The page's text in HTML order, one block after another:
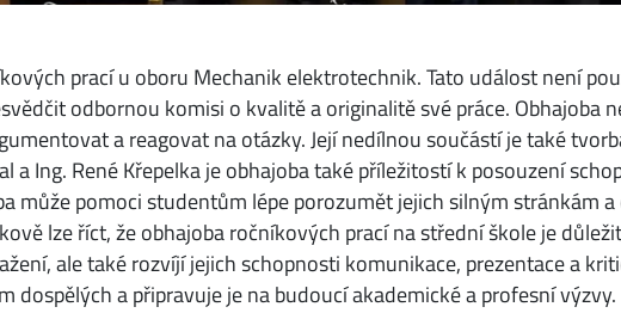
prací u oboru Mechanik elektrotechnik. Tato událost není
odbornou komisi o kvalitě a originalitě své práce. Obhajoba
a reagovat na otázky. Její nedílnou součástí je také
a Ing. René Křepelka je obhajoba také příležitostí k posouzení
může pomoci studentům lépe porozumět jejich silným stránkám
lze říct, že obhajoba ročníkových prací na střední škole je
ale také rozvíjí jejich schopnosti komunikace, prezentace a
dospělých a připravuje je na budoucí akademické a profesní výzvy.